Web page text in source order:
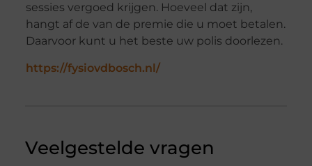
sessies vergoed krijgen. Hoeveel dat zijn,
hangt af de van de premie die u moet betalen.
Daarvoor kunt u het beste uw polis doorlezen.
https://fysiovdbosch.nl/
Veelgestelde vragen